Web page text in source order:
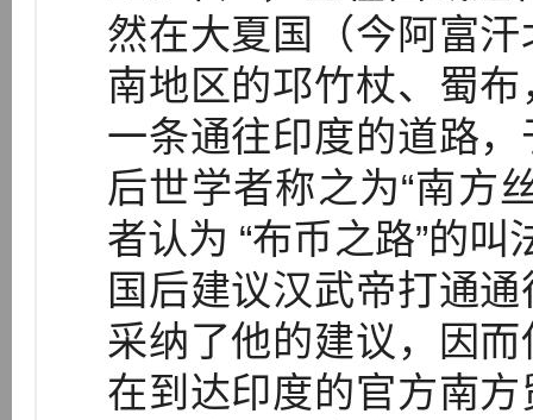
然在大夏国（今阿富
南地区的邛竹杖、蜀
一条通往印度的道路
后世学者称之为“南方
者认为 “布币之路”的
国后建议汉武帝打通
采纳了他的建议，因
在到达印度的官方南